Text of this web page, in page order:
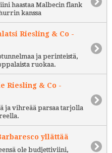
haastaa Malbecin flank
kanssa
Riesling & Co -
ja perinteistä,
ruokaa.
Riesling & Co -
ja vihreää parsaa tarjolla
yllättää
ole budjettiviini,